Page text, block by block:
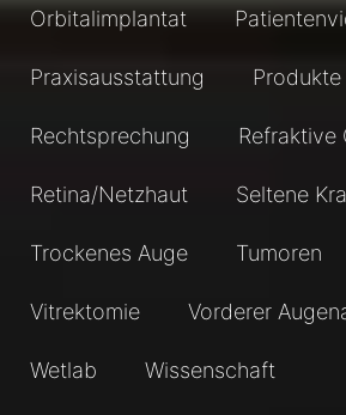
Orbitalimplantat
Praxisausstattung Produkte
Rechtsprechung Refraktive
Retina/Netzhaut Seltene
Trockenes Auge Tumoren
Vitrektomie Vorderer
Wetlab Wissenschaft